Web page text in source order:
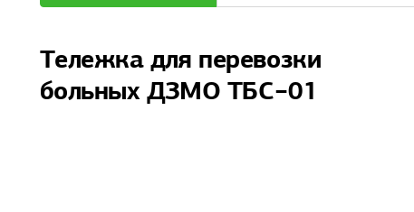
Тележка для перевозки
больных ДЗМО ТБС−01